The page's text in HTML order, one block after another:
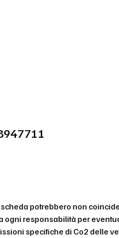
potrebbero non
responsabilità per
specifiche di Co2 delle